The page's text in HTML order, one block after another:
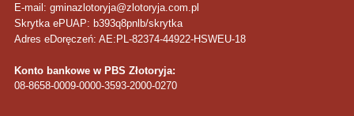
E-mail: gminazlotoryja@zlotoryja.com.pl
Skrytka ePUAP: b393q8pnlb/skrytka
Adres eDoręczeń: AE:PL-82374-44922-HSWEU-18
Konto bankowe w PBS Złotoryja:
08-8658-0009-0000-3593-2000-0270